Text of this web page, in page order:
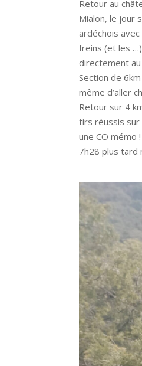
Retour au
Mialon, le jour
ardéchois
freins (et les
directement
Section de
même d’aller
Retour sur 4
tirs réussis sur
une CO mémo
7h28 plus tard